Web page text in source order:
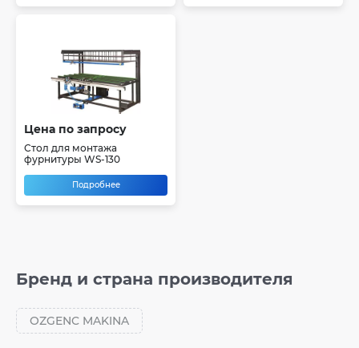
Цена по запросу
Стол для монтажа
фурнитуры WS-130
Подробнее
Бренд и страна производителя
OZGENC MAKINA